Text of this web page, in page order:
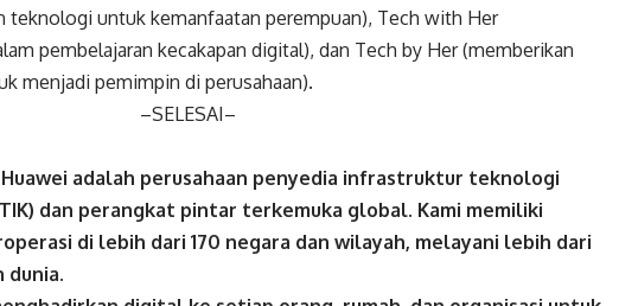
teknologi untuk kemanfaatan perempuan), Tech with Her
pembelajaran kecakapan digital), dan Tech by Her (memberikan
menjadi pemimpin di perusahaan).
–SELESAI–
Huawei adalah perusahaan penyedia infrastruktur teknologi
dan perangkat pintar terkemuka global. Kami memiliki
di lebih dari 170 negara dan wilayah, melayani lebih dari
dunia.